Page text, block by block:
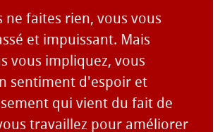
ne faites rien, vous vous
et impuissant. Mais
vous impliquez, vous
sentiment d'espoir et
qui vient du fait de
travaillez pour améliorer